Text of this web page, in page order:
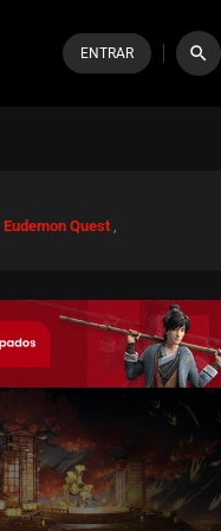
ENTRAR search
Eudemon Quest